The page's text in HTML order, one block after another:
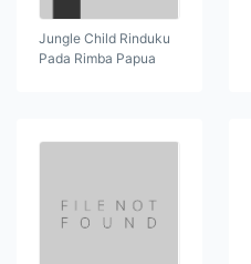
Jungle Child Rinduku
Pada Rimba Papua